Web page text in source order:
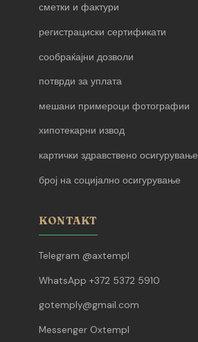
сметки и фактури
регистрациски сертификати
сообраќајни дозволи
потврди за уплата
мешани примероци фотографии
хипотекарни извод
картички здравствено осигурување
број на социјално осигурување
KONTAKT
Telegram @axtempl
WhatsApp +372 5372 5910
gotemply@gmail.com
Messenger Oxtempl